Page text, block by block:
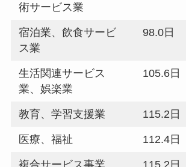
術サービス業
宿泊業、飲食サービ
ス業
98.0日
生活関連サービス
業、娯楽業
105.6日
教育、学習支援業 115.2日
医療、福祉 112.4日
複合サービス事業 115.2日